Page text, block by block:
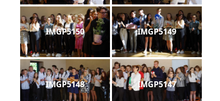
IMGP5150 IMGP5149
IMGP5148 IMGP5147